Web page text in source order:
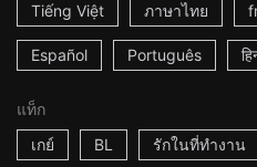
Tiếng Việt ภาษาไทย
Español Português
แท็ก
เกย์
BL รักในที่ทำงาน